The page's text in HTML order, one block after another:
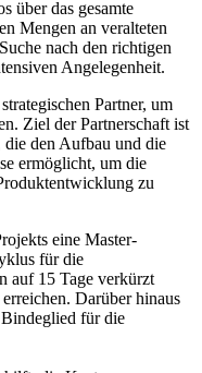
über das gesamte
Mengen an veralteten
nach den richtigen
Angelegenheit.
Partner, um
Ziel der Partnerschaft ist
den Aufbau und die
ermöglicht, um die
zu
eine Master-
für die
auf 15 Tage verkürzt
Darüber hinaus
für die